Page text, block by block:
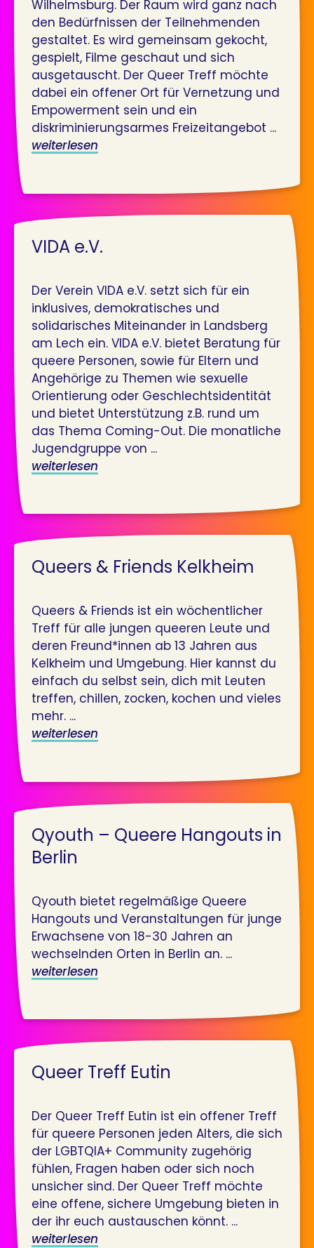
Wilhelmsburg. Der Raum wird ganz nach
den Bedürfnissen der Teilnehmenden
gestaltet. Es wird gemeinsam gekocht,
gespielt, Filme geschaut und sich
ausgetauscht. Der Queer Treff möchte
dabei ein offener Ort für Vernetzung und
Empowerment sein und ein
diskriminierungsarmes Freizeitangebot ...
weiterlesen
VIDA e.V.
Der Verein VIDA e.V. setzt sich für ein
inklusives, demokratisches und
solidarisches Miteinander in Landsberg
am Lech ein. VIDA e.V. bietet Beratung für
queere Personen, sowie für Eltern und
Angehörige zu Themen wie sexuelle
Orientierung oder Geschlechtsidentität
und bietet Unterstützung z.B. rund um
das Thema Coming-Out. Die monatliche
Jugendgruppe von ...
weiterlesen
Queers & Friends Kelkheim
Queers & Friends ist ein wöchentlicher
Treff für alle jungen queeren Leute und
deren Freund*innen ab 13 Jahren aus
Kelkheim und Umgebung. Hier kannst du
einfach du selbst sein, dich mit Leuten
treffen, chillen, zocken, kochen und vieles
mehr. ...
weiterlesen
Qyouth – Queere Hangouts in
Berlin
Qyouth bietet regelmäßige Queere
Hangouts und Veranstaltungen für junge
Erwachsene von 18-30 Jahren an
wechselnden Orten in Berlin an. ...
weiterlesen
Queer Treff Eutin
Der Queer Treff Eutin ist ein offener Treff
für queere Personen jeden Alters, die sich
der LGBTQIA+ Community zugehörig
fühlen, Fragen haben oder sich noch
unsicher sind. Der Queer Treff möchte
eine offene, sichere Umgebung bieten in
der ihr euch austauschen könnt. ...
weiterlesen